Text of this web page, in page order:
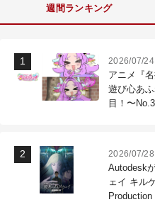
週間ランキング
2026/07/24
アニメ『
遊び心あ
目！〜
2026/07/28
Autodesk
ェイ キル
Production